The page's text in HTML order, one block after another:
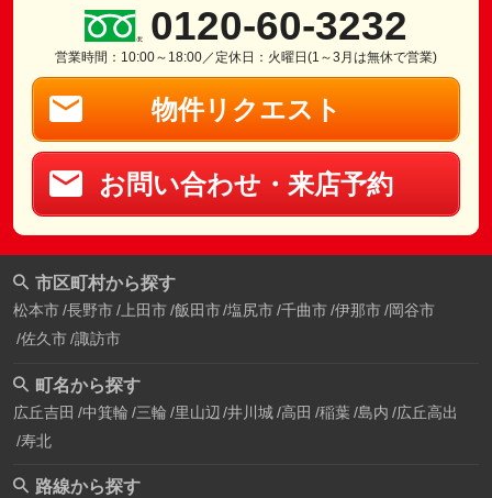
0120-60-3232
営業時間：10:00～18:00／定休日：火曜日(1～3月は無休で営業)
物件リクエスト
お問い合わせ・来店予約
市区町村から探す
松本市 長野市 上田市 飯田市 塩尻市 千曲市 伊那市 岡谷市
佐久市 諏訪市
町名から探す
広丘吉田 中箕輪 三輪 里山辺 井川城 高田 稲葉 島内 広丘高出
寿北
路線から探す